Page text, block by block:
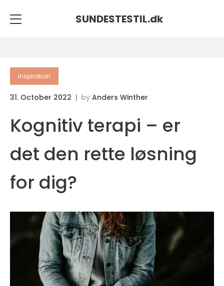
SUNDESTESTIL.dk
inspiration
31. October 2022 by Anders Winther
Kognitiv terapi – er
det den rette løsning
for dig?